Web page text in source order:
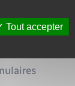
Tout accepter